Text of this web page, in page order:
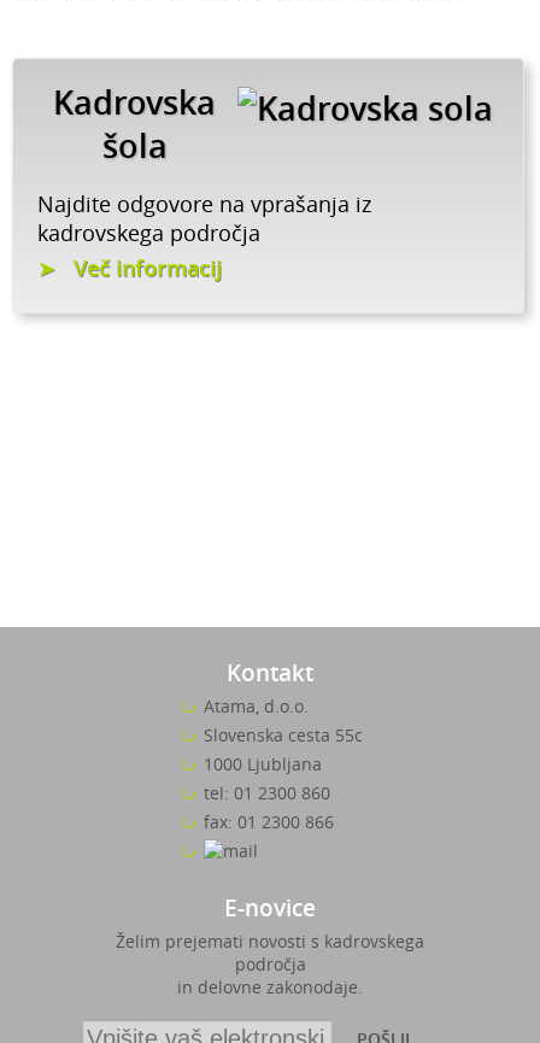
Kadrovska
šola
Najdite odgovore na vprašanja iz
kadrovskega področja
Več informacij
Kontakt
Atama, d.o.o.
Slovenska cesta 55c
1000 Ljubljana
tel: 01 2300 860
fax: 01 2300 866
E-novice
Želim prejemati novosti s kadrovskega
področja
in delovne zakonodaje.